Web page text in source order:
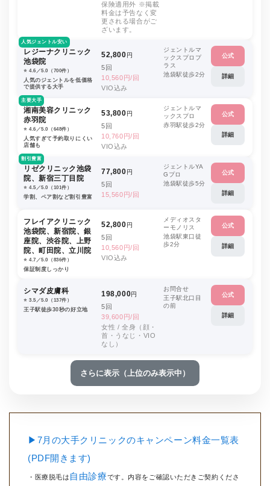
保険適用外 ※掲載
料金は予告なく変
更される場合がご
ざいます。
人気ジェントル安い
レジーナクリニック
池袋院
⭐️ 4.6／5.0（700件）
人気のジェントルを低価格
で提供する大手
52,800円
5回
10,560円/回
VIO込み
ジェントルマ
ックスプロプ
ラス
池袋駅徒歩2分
公式
詳細
主要大手
湘南美容クリニック
赤羽院
⭐️ 4.6／5.0（648件）
人気すぎて予約取りにくい
店舗も
53,800円
5回
10,760円/回
VIO込み
ジェントルマ
ックスプロ
赤羽駅徒歩2分
公式
詳細
割引豊富
リゼクリニック池袋
院、新宿三丁目院
⭐️ 4.5／5.0（101件）
学割、ペア割など割引豊富
77,800円
5回
15,560円/回
ジェントルYA
Gプロ
池袋駅徒歩5分
公式
詳細
フレイアクリニック
池袋院、新宿院、銀
座院、渋谷院、上野
院、町田院、立川院
⭐️ 4.7／5.0（836件）
保証制度しっかり
52,800円
5回
10,560円/回
VIO込み
メディオスタ
ーモノリス
池袋駅東口徒
歩2分
公式
詳細
シマダ皮膚科
⭐️ 3.5／5.0（137件）
王子駅徒歩30秒の好立地
198,000円
5回
39,600円/回
女性 / 全身（顔・
首・うなじ・VIO
なし）
お問合せ
王子駅北口目
の前
公式
詳細
さらに表示（上位のみ表示中）
▶7月の大手クリニックのキャンペーン料金一覧表
(PDF開きます)
・医療脱毛は 自由診療です。内容をご確認いただきご契約くださ